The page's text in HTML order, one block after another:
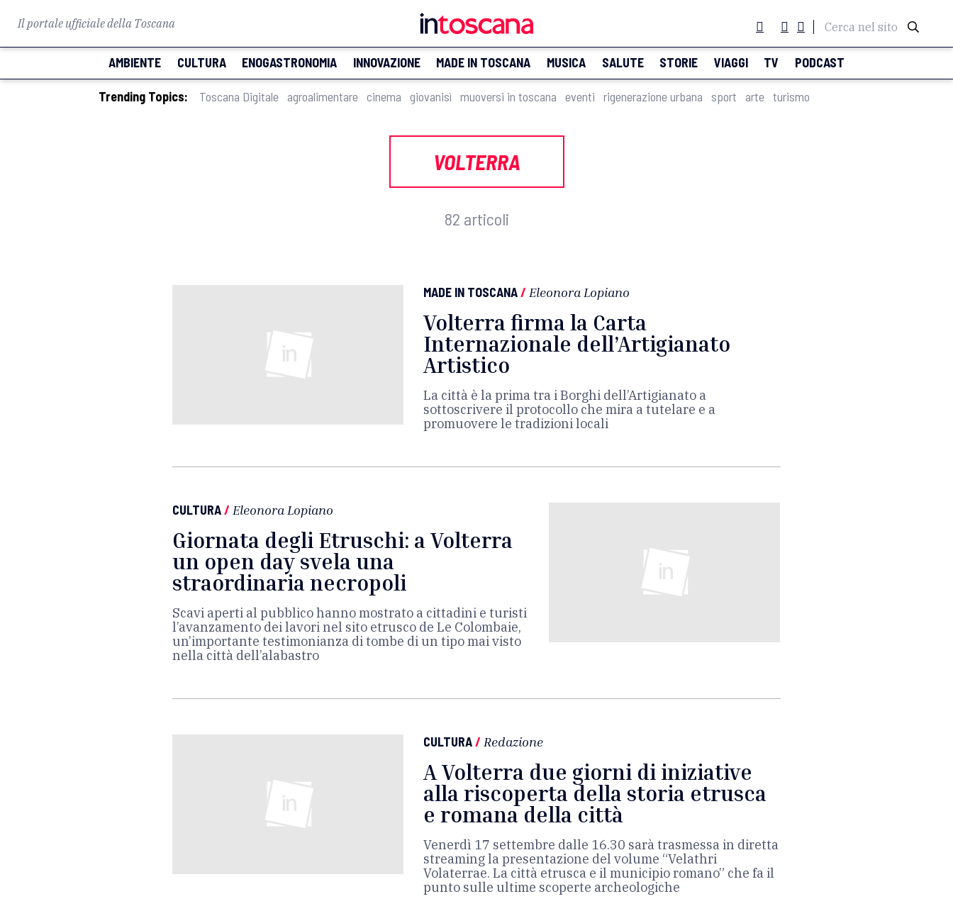
Il portale ufficiale della Toscana Cerca nel sito
AMBIENTE CULTURA ENOGASTRONOMIA INNOVAZIONE MADE IN TOSCANA MUSICA SALUTE STORIE VIAGGI TV PODCAST
Trending Topics: Toscana Digitale agroalimentare cinema giovanisì muoversi in toscana eventi rigenerazione urbana sport arte turismo
VOLTERRA
82 articoli
MADE IN TOSCANA/ Eleonora Lopiano
Volterra firma la Carta
Internazionale dell’Artigianato
Artistico
La città è la prima tra i Borghi dell’Artigianato a
sottoscrivere il protocollo che mira a tutelare e a
promuovere le tradizioni locali
CULTURA/ Eleonora Lopiano
Giornata degli Etruschi: a Volterra
un open day svela una
straordinaria necropoli
Scavi aperti al pubblico hanno mostrato a cittadini e turisti
l’avanzamento dei lavori nel sito etrusco de Le Colombaie,
un’importante testimonianza di tombe di un tipo mai visto
nella città dell’alabastro
CULTURA/ Redazione
A Volterra due giorni di iniziative
alla riscoperta della storia etrusca
e romana della città
Venerdì 17 settembre dalle 16.30 sarà trasmessa in diretta
streaming la presentazione del volume “Velathri
Volaterrae. La città etrusca e il municipio romano” che fa il
punto sulle ultime scoperte archeologiche